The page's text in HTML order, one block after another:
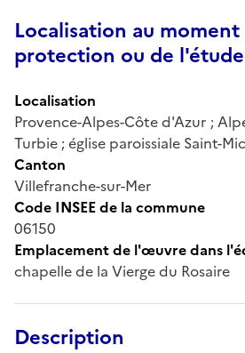
Localisation au moment
protection ou de l'étude
Localisation
Provence-Alpes-Côte d'Azur ;
Turbie ; église paroissiale Saint-
Canton
Villefranche-sur-Mer
Code INSEE de la commune
06150
Emplacement de l'œuvre dans
chapelle de la Vierge du Rosaire
Description